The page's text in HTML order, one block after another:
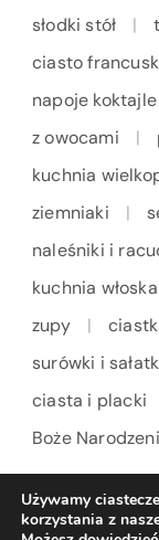
słodki stół
ciasto
napoje
z owocami
kuchnia
ziemniaki
naleśniki i
kuchnia włoska
zupy
surówki i
ciasta i placki
Boże
Używamy
korzystania z